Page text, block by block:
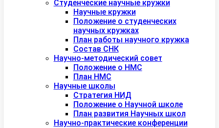
Студенческие научные кружки
Научные кружки
Положение о студенческих
научных кружках
План работы научного кружка
Состав СНК
Научно-методический совет
Положение о НМС
План НМС
Научные школы
Стратегия НИД
Положение о Научной школе
План развития Научных школ
Научно-практические конференции